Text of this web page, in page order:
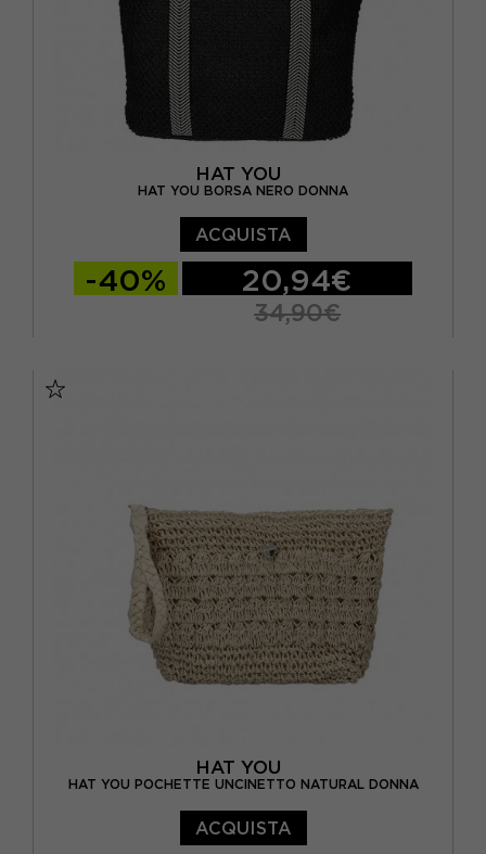
HAT YOU
HAT YOU BORSA NERO DONNA
ACQUISTA
-40% 20,94€
34,90€
HAT YOU
HAT YOU POCHETTE UNCINETTO NATURAL DONNA
ACQUISTA